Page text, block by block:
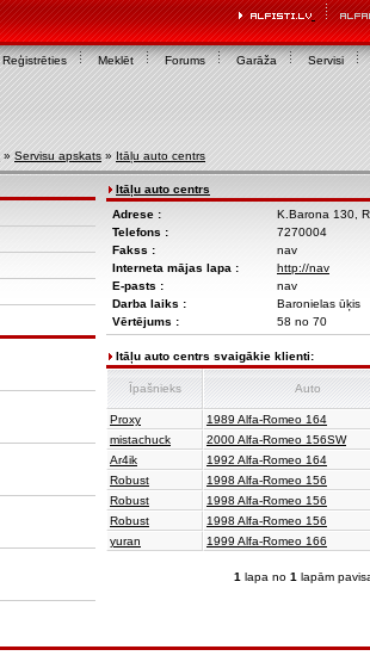
Reģistrēties Meklēt Forums Garāža Servisi
» Servisu apskats » Itāļu auto centrs
Itāļu auto centrs
Adrese :
K.Barona 130,
Telefons :
7270004
Fakss :
nav
Interneta mājas lapa :
http://nav
E-pasts :
nav
Darba laiks :
Baronielas ūķis
Vērtējums :
58 no 70
Itāļu auto centrs svaigākie klienti:
Īpašnieks Auto
Proxy
1989 Alfa-Romeo 164
mistachuck
2000 Alfa-Romeo 156SW
Ar4ik
1992 Alfa-Romeo 164
Robust
1998 Alfa-Romeo 156
Robust
1998 Alfa-Romeo 156
Robust
1998 Alfa-Romeo 156
yuran
1999 Alfa-Romeo 166
1 lapa no 1 lapām